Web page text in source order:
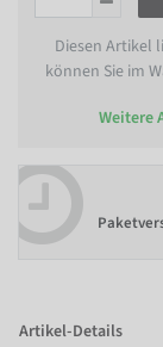
Diesen Artikel
können Sie im
Weitere
Artikel-Details